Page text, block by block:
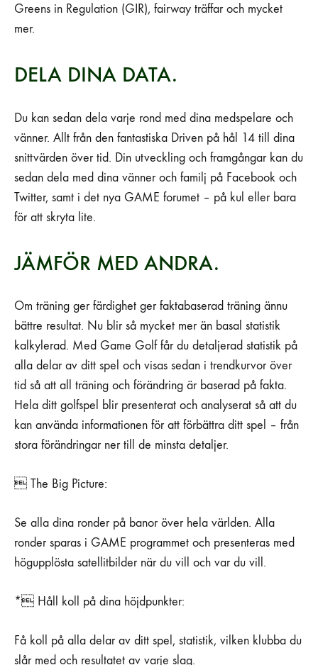
Greens in Regulation (GIR), fairway träffar och mycket
mer.
DELA DINA DATA.
Du kan sedan dela varje rond med dina medspelare och
vänner. Allt från den fantastiska Driven på hål 14 till dina
snittvärden över tid. Din utveckling och framgångar kan du
sedan dela med dina vänner och familj på Facebook och
Twitter, samt i det nya GAME forumet – på kul eller bara
för att skryta lite.
JÄMFÖR MED ANDRA.
Om träning ger färdighet ger faktabaserad träning ännu
bättre resultat. Nu blir så mycket mer än basal statistik
kalkylerad. Med Game Golf får du detaljerad statistik på
alla delar av ditt spel och visas sedan i trendkurvor över
tid så att all träning och förändring är baserad på fakta.
Hela ditt golfspel blir presenterat och analyserat så att du
kan använda informationen för att förbättra ditt spel – från
stora förändringar ner till de minsta detaljer.
 The Big Picture:
Se alla dina ronder på banor över hela världen. Alla
ronder sparas i GAME programmet och presenteras med
högupplösta satellitbilder när du vill och var du vill.
* Håll koll på dina höjdpunkter:
Få koll på alla delar av ditt spel, statistik, vilken klubba du
slår med och resultatet av varje slag.